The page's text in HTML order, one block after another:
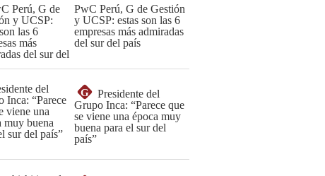
PwC Perú, G de Gestión
y UCSP: estas son las 6
empresas más admiradas
del sur del país
G
Presidente del
Grupo Inca: “Parece que
se viene una época muy
buena para el sur del
país”